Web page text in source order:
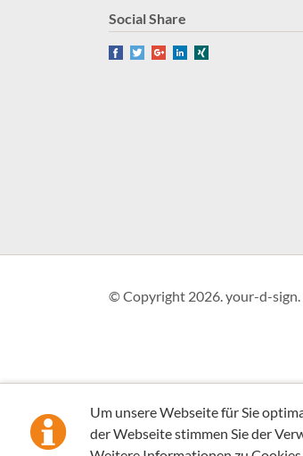
Social Share
Facebook
TwitterGoogle+LinkedIn
© Copyright 2026. your-d-sign.
Um unsere Webseite für Sie
der Webseite stimmen Sie der